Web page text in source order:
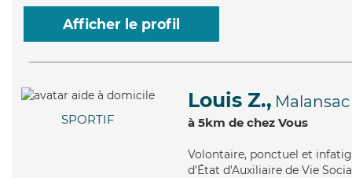
Afficher le profil
SPORTIF
Louis Z., Malansac
à 5km de chez Vous
Volontaire, ponctuel et
d'État d'Auxiliaire de Vie